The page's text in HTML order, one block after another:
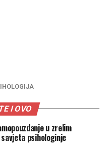
I OVO
u zrelim
psihologinje